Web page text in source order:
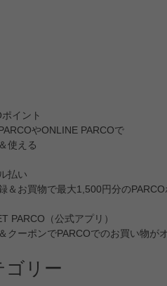
イント
やONLINE PARCOで
使える
払い
＆お買物で最大1,500円分のPARCO
PARCO（公式アプリ）
クーポンでPARCOでのお買い物が
ゴリー